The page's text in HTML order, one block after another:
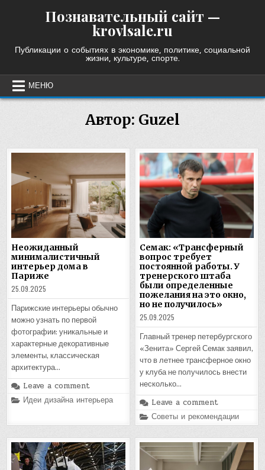
Познавательный сайт —
krovlsale.ru
Публикации о событиях в экономике, политике, социальной
жизни, культуре, спорте.
МЕНЮ
Автор: Guzel
Неожиданный
минималистичный
интерьер дома в
Париже
25.09.2025
Парижские интерьеры обычно
можно узнать по первой
фотографии: уникальные и
характерные декоративные
элементы, классическая
архитектура…
Leave a comment
Posted
in
Идеи дизайна интерьера
Семак: «Трансферный
вопрос требует
постоянной работы. У
тренерского штаба
были определенные
пожелания на это окно,
но не получилось»
25.09.2025
Главный тренер петербургского
«Зенита» Сергей Семак заявил,
что в летнее трансферное окно
у клуба не получилось внести
несколько…
Leave a comment
Posted
in
Советы и рекомендации